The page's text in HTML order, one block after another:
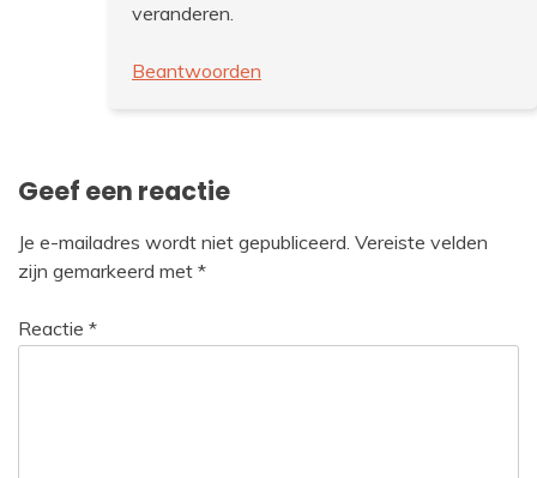
veranderen.
Beantwoorden
Geef een reactie
Je e-mailadres wordt niet gepubliceerd. Vereiste velden
zijn gemarkeerd met *
Reactie *